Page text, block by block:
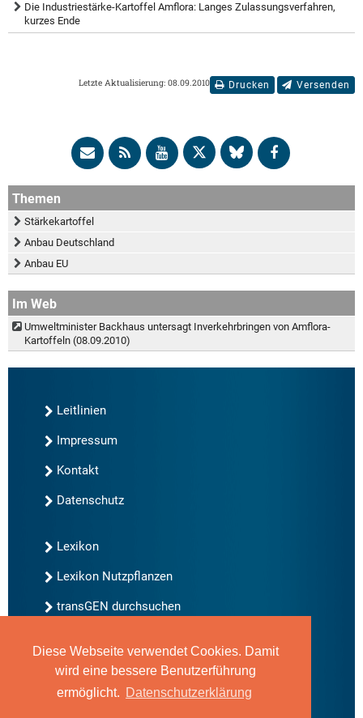
Diese Webseite verwendet Cookies. Damit
wird eine bessere Benutzerführung
ermöglicht. Datenschutzerklärung
Die Industriestärke-Kartoffel Amflora: Langes Zulassungsverfahren,
kurzes Ende
Drucken Versenden
Letzte Aktualisierung: 08.09.2010
Themen
Stärkekartoffel
Anbau Deutschland
Anbau EU
Im Web
Umweltminister Backhaus untersagt Inverkehrbringen von Amflora-
Kartoffeln (08.09.2010)
Leitlinien
Impressum
Kontakt
Datenschutz
Lexikon
Lexikon Nutzpflanzen
transGEN durchsuchen
Neu bei transGEN